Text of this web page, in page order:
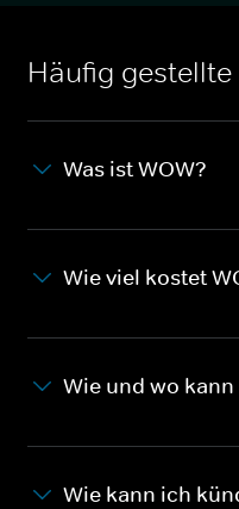
Häufig gestellte
Was ist WOW?
Wie viel kostet
Wie und wo
Wie kann ich